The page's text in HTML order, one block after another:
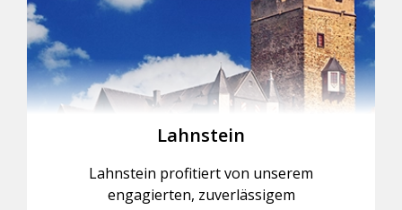
Lahnstein
Lahnstein profitiert von unserem
engagierten, zuverlässigem